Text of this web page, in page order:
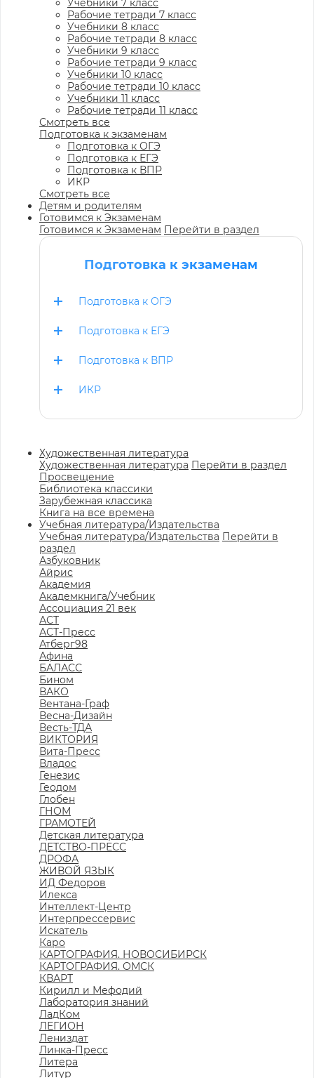
Учебники 7 класс
Рабочие тетради 7 класс
Учебники 8 класс
Рабочие тетради 8 класс
Учебники 9 класс
Рабочие тетради 9 класс
Учебники 10 класс
Рабочие тетради 10 класс
Учебники 11 класс
Рабочие тетради 11 класс
Смотреть все
Подготовка к экзаменам
Подготовка к ОГЭ
Подготовка к ЕГЭ
Подготовка к ВПР
ИКР
Смотреть все
Детям и родителям
Готовимся к Экзаменам
Готовимся к Экзаменам Перейти в раздел
Подготовка к экзаменам
Подготовка к ОГЭ
Подготовка к ЕГЭ
Подготовка к ВПР
ИКР
Художественная литература
Художественная литература Перейти в раздел
Просвещение
Библиотека классики
Зарубежная классика
Книга на все времена
Учебная литература/Издательства
Учебная литература/Издательства Перейти в
раздел
Азбуковник
Айрис
Академия
Академкнига/Учебник
Ассоциация 21 век
АСТ
АСТ-Пресс
Атберг98
Афина
БАЛАСС
Бином
ВАКО
Вентана-Граф
Весна-Дизайн
Весть-ТДА
ВИКТОРИЯ
Вита-Пресс
Владос
Генезис
Геодом
Глобен
ГНОМ
ГРАМОТЕЙ
Детская литература
ДЕТСТВО-ПРЕСС
ДРОФА
ЖИВОЙ ЯЗЫК
ИД Федоров
Илекса
Интеллект-Центр
Интерпрессервис
Искатель
Каро
КАРТОГРАФИЯ. НОВОСИБИРСК
КАРТОГРАФИЯ. ОМСК
КВАРТ
Кирилл и Мефодий
Лаборатория знаний
ЛадКом
ЛЕГИОН
Лениздат
Линка-Пресс
Литера
Литур